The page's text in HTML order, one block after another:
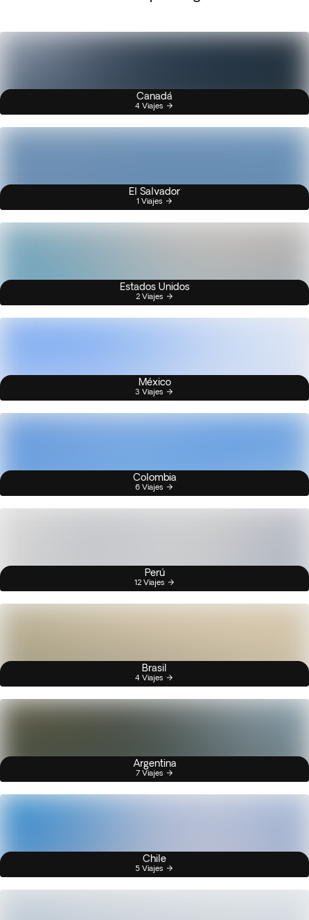
Canadá
4 Viajes
El Salvador
1 Viajes
Estados Unidos
2 Viajes
México
3 Viajes
Colombia
6 Viajes
Perú
12 Viajes
Brasil
4 Viajes
Argentina
7 Viajes
Chile
5 Viajes